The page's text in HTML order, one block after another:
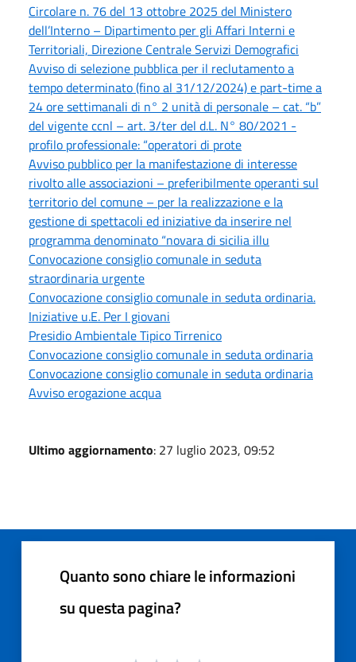
Circolare n. 76 del 13 ottobre 2025 del Ministero
dell’Interno – Dipartimento per gli Affari Interni e
Territoriali, Direzione Centrale Servizi Demografici
Avviso di selezione pubblica per il reclutamento a
tempo determinato (fino al 31/12/2024) e part-time a
24 ore settimanali di n° 2 unità di personale – cat. “b”
del vigente ccnl – art. 3/ter del d.L. N° 80/2021 -
profilo professionale: “operatori di prote
Avviso pubblico per la manifestazione di interesse
rivolto alle associazioni – preferibilmente operanti sul
territorio del comune – per la realizzazione e la
gestione di spettacoli ed iniziative da inserire nel
programma denominato “novara di sicilia illu
Convocazione consiglio comunale in seduta
straordinaria urgente
Convocazione consiglio comunale in seduta ordinaria.
Iniziative u.E. Per I giovani
Presidio Ambientale Tipico Tirrenico
Convocazione consiglio comunale in seduta ordinaria
Convocazione consiglio comunale in seduta ordinaria
Avviso erogazione acqua
Ultimo aggiornamento: 27 luglio 2023, 09:52
Quanto sono chiare le informazioni
su questa pagina?